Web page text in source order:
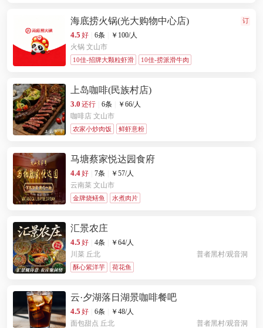
海底捞火锅(光大购物中心店) 订
4.5 好 6条 ￥ 100/人
火锅 文山市
10佳-招牌大颗粒虾滑 10佳-捞派滑牛肉
上岛咖啡(民族村店)
3.0 还行 6条 ￥ 66/人
咖啡店 文山市
农家小炒肉饭 鲜虾意粉
马塘蔡家悦达园食府
4.4好 7条 ￥ 57/人
云南菜 文山市
金牌烧鳝鱼 水煮肉片
汇景农庄
4.5 好 4条 ￥ 64/人
川菜 丘北 普者黑村/观音洞
酥心紫洋芋 荷花鱼
云·夕湖落日湖景咖啡餐吧
4.5 好 6条 ￥ 48/人
面包甜点 丘北 普者黑村/观音洞